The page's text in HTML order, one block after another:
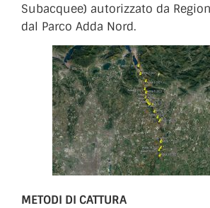
Subacquee) autorizzato da
dal Parco Adda Nord.
METODI DI CATTURA